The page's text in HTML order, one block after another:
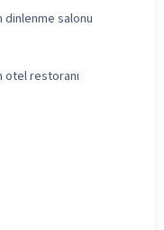
dinlenme salonu
otel restoranı